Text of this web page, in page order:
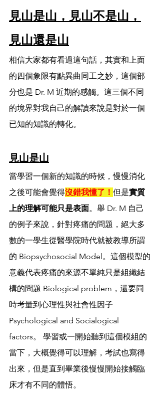
見山是山，見山不是山，
見山還是山
相信大家都有看過這句話，其實和上面
的四個象限有點異曲同工之妙，這個部
分也是 Dr. M 近期的感觸。這三個不同
的境界對我自己的解讀來說是對於一個
已知的知識的轉化。
見山是山
當學習一個新的知識的時候，慢慢消化
之後可能會覺得沒錯我懂了！ 但是實質
上的理解可能只是表面。舉 Dr. M 自己
的例子來說，針對疼痛的問題，絕大多
數的一學生從醫學院時代就被教導所謂
的 Biopsychosocial Model。這個模型的
意義代表疼痛的來源不單純只是組織結
構的問題 Biological problem，還要同
時考量到心理性與社會性因子
Psychological and Socialogical
factors。 學習或一開始聽到這個模組的
當下，大概覺得可以理解，考試也寫得
出來，但是直到畢業後慢慢開始接觸臨
床才有不同的體悟。